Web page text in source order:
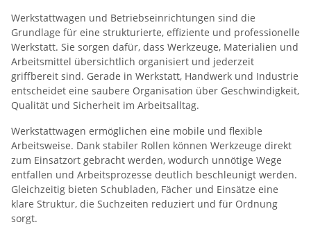
Werkstattwagen und Betriebseinrichtungen sind die
Grundlage für eine strukturierte, effiziente und professionelle
Werkstatt. Sie sorgen dafür, dass Werkzeuge, Materialien und
Arbeitsmittel übersichtlich organisiert und jederzeit
griffbereit sind. Gerade in Werkstatt, Handwerk und Industrie
entscheidet eine saubere Organisation über Geschwindigkeit,
Qualität und Sicherheit im Arbeitsalltag.
Werkstattwagen ermöglichen eine mobile und flexible
Arbeitsweise. Dank stabiler Rollen können Werkzeuge direkt
zum Einsatzort gebracht werden, wodurch unnötige Wege
entfallen und Arbeitsprozesse deutlich beschleunigt werden.
Gleichzeitig bieten Schubladen, Fächer und Einsätze eine
klare Struktur, die Suchzeiten reduziert und für Ordnung
sorgt.